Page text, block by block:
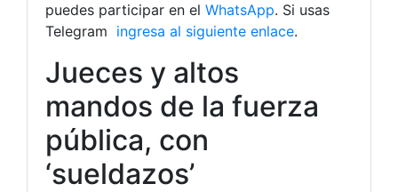
puedes participar en el WhatsApp. Si usas
Telegram ingresa al siguiente enlace.
Jueces y altos
mandos de la fuerza
pública, con
‘sueldazos’